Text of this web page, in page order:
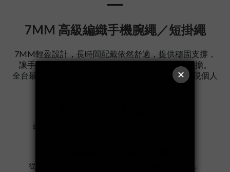
7MM 高級編織手機腕繩／短掛繩
7MM輕盈設計，長時間配戴依然舒適，提供穩固支撐，
讓手機隨手可得。25cm腕繩長度，輕巧好搭不負擔。
全台最多彩經典配色，輕鬆搭配各種日常造型，展現個人
讓手機時刻在手邊，體驗更便捷的生活型態。
從清新柔和到個性撞色，輕鬆找到最適合自己的風格。